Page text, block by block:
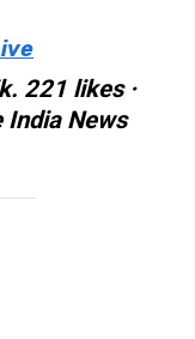
221 likes ·
News